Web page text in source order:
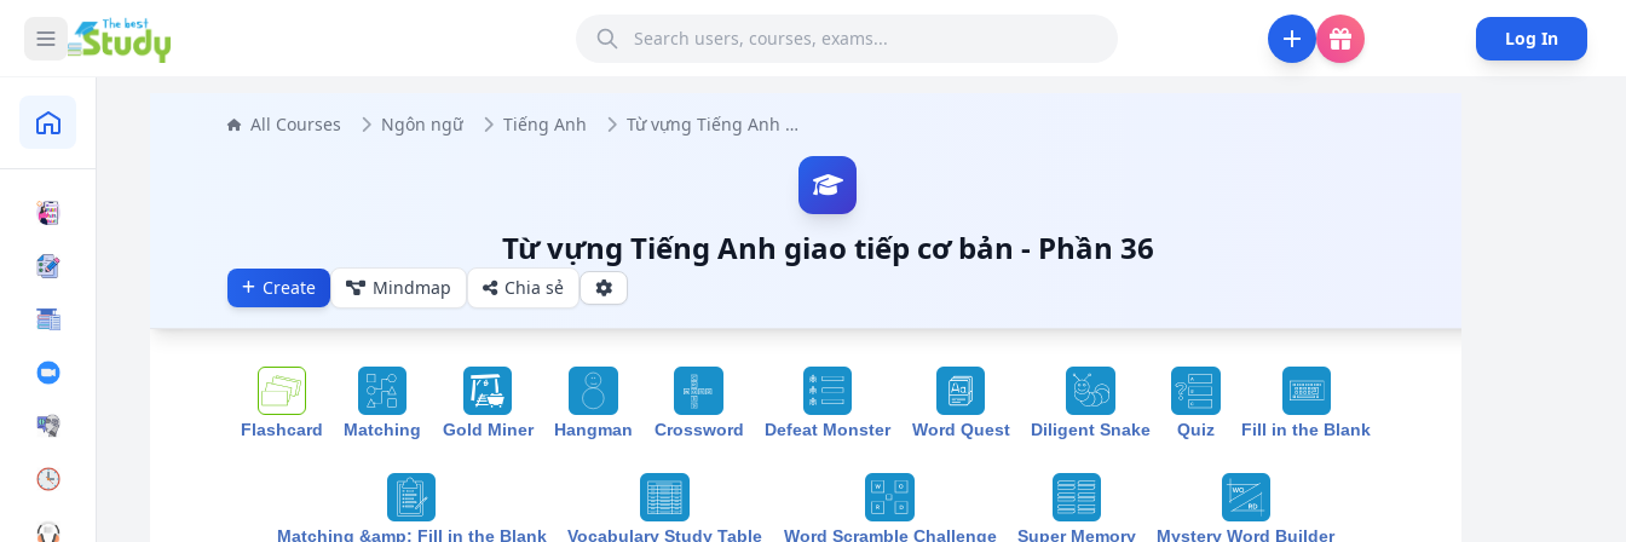
Log In
All Courses Ngôn ngữ Tiếng Anh Từ vựng Tiếng Anh giao tiếp cơ bản
Từ vựng Tiếng Anh giao tiếp cơ bản - Phần 36
Create Mindmap Chia sẻ
Flashcard Matching Gold Miner Hangman Crossword Defeat Monster Word Quest Diligent Snake Quiz Fill in the Blank
Matching &amp; Fill in the Blank Vocabulary Study Table Word Scramble Challenge Super Memory Mystery Word Builder